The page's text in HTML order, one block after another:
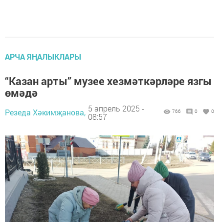
АРЧА ЯҢАЛЫКЛАРЫ
“Казан арты” музее хезмәткәрләре язгы
өмәдә
Резеда Хәкимҗанова, 5 апрель 2025 -
08:57
766 0 0